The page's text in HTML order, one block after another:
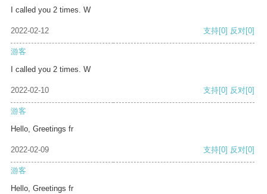
I called you 2 times. W
2022-02-12 支持[0] 反对[0]
游客
I called you 2 times. W
2022-02-10 支持[0] 反对[0]
游客
Hello, Greetings fr
2022-02-09 支持[0] 反对[0]
游客
Hello, Greetings fr